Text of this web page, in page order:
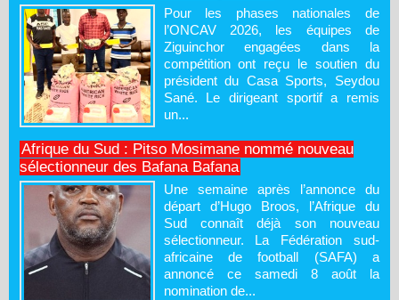
Pour les phases nationales de
l’ONCAV 2026, les équipes de
Ziguinchor engagées dans la
compétition ont reçu le soutien du
président du Casa Sports, Seydou
Sané. Le dirigeant sportif a remis
un...
Afrique du Sud : Pitso Mosimane nommé nouveau
sélectionneur des Bafana Bafana
Une semaine après l’annonce du
départ d’Hugo Broos, l’Afrique du
Sud connaît déjà son nouveau
sélectionneur. La Fédération sud-
africaine de football (SAFA) a
annoncé ce samedi 8 août la
nomination de...